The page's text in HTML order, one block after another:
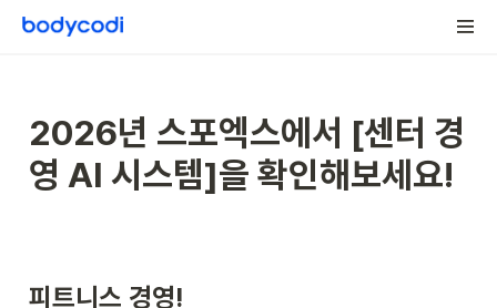
2026년 스포엑스에서 [센터 경
영 AI 시스템]을 확인해보세요!